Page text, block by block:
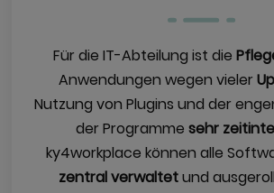
Für die IT-Abteilung ist die
Anwendungen wegen vieler
Nutzung von Plugins und der
der Programme sehr
ky4workplace können alle
zentral verwaltetund